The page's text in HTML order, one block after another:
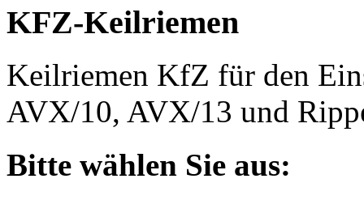
KFZ-Keilriemen
Keilriemen KfZ für den
AVX/10, AVX/13 und
Bitte wählen Sie aus: